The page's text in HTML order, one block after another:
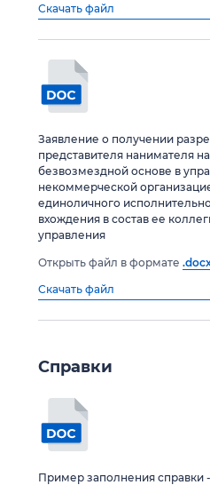
Скачать файл
Заявление о получении
представителя нанимателя
безвозмездной основе в
некоммерческой
единоличного
вхождения в состав ее
управления
Открыть файл в формате
Скачать файл
Справки
Пример заполнения справки